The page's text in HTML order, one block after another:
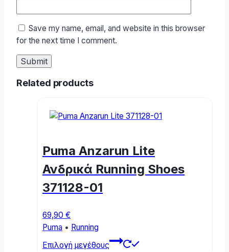
Save my name, email, and website in this browser
for the next time I comment.
Related products
Puma Anzarun Lite
Ανδρικά Running Shoes
371128-01
69,90 €
Puma • Running
Επιλογή μεγέθους
This